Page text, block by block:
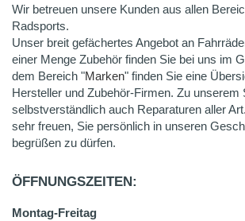
Wir betreuen unsere Kunden aus allen
Radsports.
Unser breit gefächertes Angebot an
einer Menge Zubehör finden Sie bei uns im
dem Bereich "Marken" finden Sie eine
Hersteller und Zubehör-Firmen. Zu unserem
selbstverständlich auch Reparaturen aller
sehr freuen, Sie persönlich in unseren
begrüßen zu dürfen.
ÖFFNUNGSZEITEN:
Montag-Freitag